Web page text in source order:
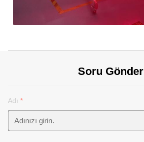
Soru Gönder
Adı *